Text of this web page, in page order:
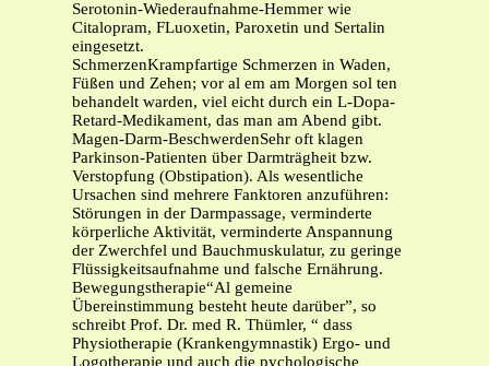
Serotonin-Wiederaufnahme-Hemmer wie
Citalopram, FLuoxetin, Paroxetin und Sertalin
eingesetzt.
SchmerzenKrampfartige Schmerzen in Waden,
Füßen und Zehen; vor al em am Morgen sol ten
behandelt warden, viel eicht durch ein L-Dopa-
Retard-Medikament, das man am Abend gibt.
Magen-Darm-BeschwerdenSehr oft klagen
Parkinson-Patienten über Darmträgheit bzw.
Verstopfung (Obstipation). Als wesentliche
Ursachen sind mehrere Fanktoren anzuführen:
Störungen in der Darmpassage, verminderte
körperliche Aktivität, verminderte Anspannung
der Zwerchfel und Bauchmuskulatur, zu geringe
Flüssigkeitsaufnahme und falsche Ernährung.
Bewegungstherapie“Al gemeine
Übereinstimmung besteht heute darüber”, so
schreibt Prof. Dr. med R. Thümler, “ dass
Physiotherapie (Krankengymnastik) Ergo- und
Logotherapie und auch die pychologische